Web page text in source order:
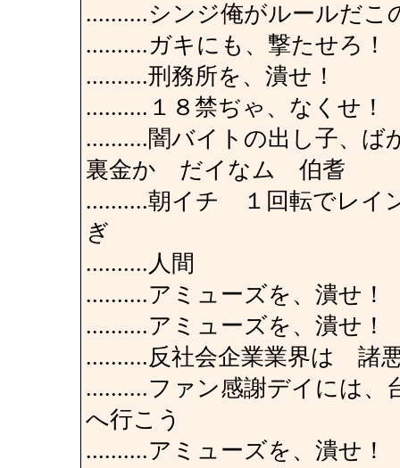
..........シンジ俺がルールだ
..........ガキにも、撃たせろ！
..........刑務所を、潰せ！
..........１８禁ぢゃ、なくせ！
..........闇バイトの出し子、ば
裏金か だイなム 伯耆
..........朝イチ １回転でレイ
ぎ
..........人間
..........アミューズを、潰せ！
..........アミューズを、潰せ！
..........反社会企業業界は 諸
..........ファン感謝デイには
へ行こう
..........アミューズを、潰せ！